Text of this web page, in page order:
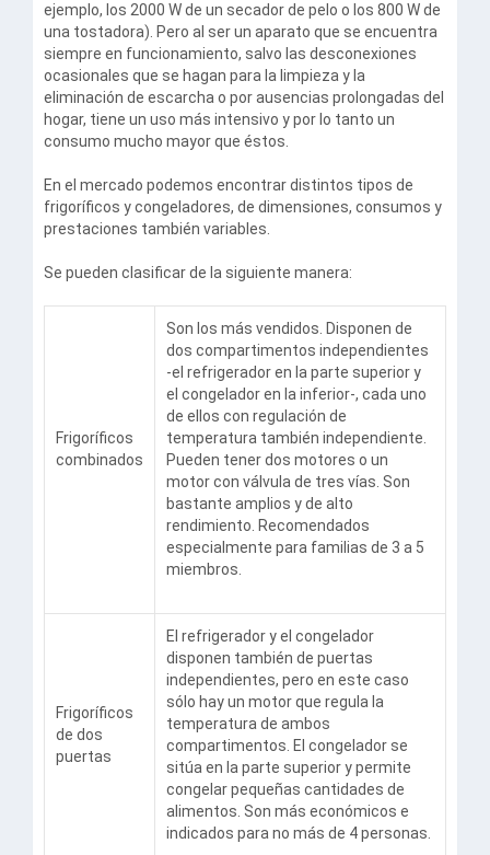
ejemplo, los 2000 W de un secador de pelo o los 800 W de
una tostadora). Pero al ser un aparato que se encuentra
siempre en funcionamiento, salvo las desconexiones
ocasionales que se hagan para la limpieza y la
eliminación de escarcha o por ausencias prolongadas del
hogar, tiene un uso más intensivo y por lo tanto un
consumo mucho mayor que éstos.
En el mercado podemos encontrar distintos tipos de
frigoríficos y congeladores, de dimensiones, consumos y
prestaciones también variables.
Se pueden clasificar de la siguiente manera:
Frigoríficos
combinados
Son los más vendidos. Disponen de
dos compartimentos independientes
-el refrigerador en la parte superior y
el congelador en la inferior-, cada uno
de ellos con regulación de
temperatura también independiente.
Pueden tener dos motores o un
motor con válvula de tres vías. Son
bastante amplios y de alto
rendimiento. Recomendados
especialmente para familias de 3 a 5
miembros.
Frigoríficos
de dos
puertas
El refrigerador y el congelador
disponen también de puertas
independientes, pero en este caso
sólo hay un motor que regula la
temperatura de ambos
compartimentos. El congelador se
sitúa en la parte superior y permite
congelar pequeñas cantidades de
alimentos. Son más económicos e
indicados para no más de 4 personas.